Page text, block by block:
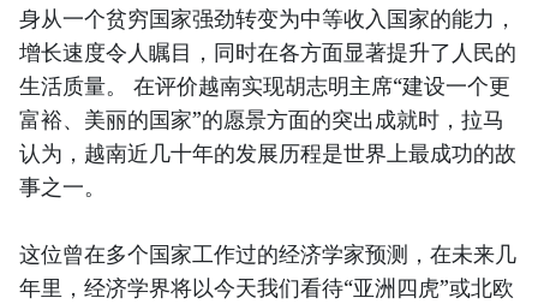
身从一个贫穷国家强劲转变为中等收入国家的能力，
增长速度令人瞩目，同时在各方面显著提升了人民的
生活质量。 在评价越南实现胡志明主席“建设一个更
富裕、美丽的国家”的愿景方面的突出成就时，拉马
认为，越南近几十年的发展历程是世界上最成功的故
事之一。
这位曾在多个国家工作过的经济学家预测，在未来几
年里，经济学界将以今天我们看待“亚洲四虎”或北欧